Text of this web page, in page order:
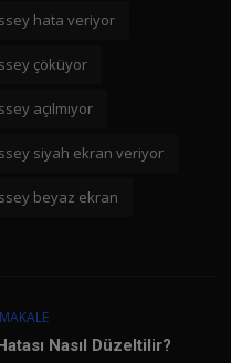
hata veriyor
çöküyor
açılmıyor
siyah ekran veriyor
beyaz ekran
Nasıl Düzeltilir?